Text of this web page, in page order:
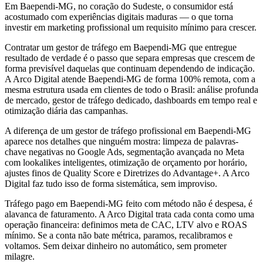
Em Baependi-MG, no coração do Sudeste, o consumidor está
acostumado com experiências digitais maduras — o que torna
investir em marketing profissional um requisito mínimo para crescer.
Contratar um gestor de tráfego em Baependi-MG que entregue
resultado de verdade é o passo que separa empresas que crescem de
forma previsível daquelas que continuam dependendo de indicação.
A Arco Digital atende Baependi-MG de forma 100% remota, com a
mesma estrutura usada em clientes de todo o Brasil: análise profunda
de mercado, gestor de tráfego dedicado, dashboards em tempo real e
otimização diária das campanhas.
A diferença de um gestor de tráfego profissional em Baependi-MG
aparece nos detalhes que ninguém mostra: limpeza de palavras-
chave negativas no Google Ads, segmentação avançada no Meta
com lookalikes inteligentes, otimização de orçamento por horário,
ajustes finos de Quality Score e Diretrizes do Advantage+. A Arco
Digital faz tudo isso de forma sistemática, sem improviso.
Tráfego pago em Baependi-MG feito com método não é despesa, é
alavanca de faturamento. A Arco Digital trata cada conta como uma
operação financeira: definimos meta de CAC, LTV alvo e ROAS
mínimo. Se a conta não bate métrica, paramos, recalibramos e
voltamos. Sem deixar dinheiro no automático, sem prometer
milagre.